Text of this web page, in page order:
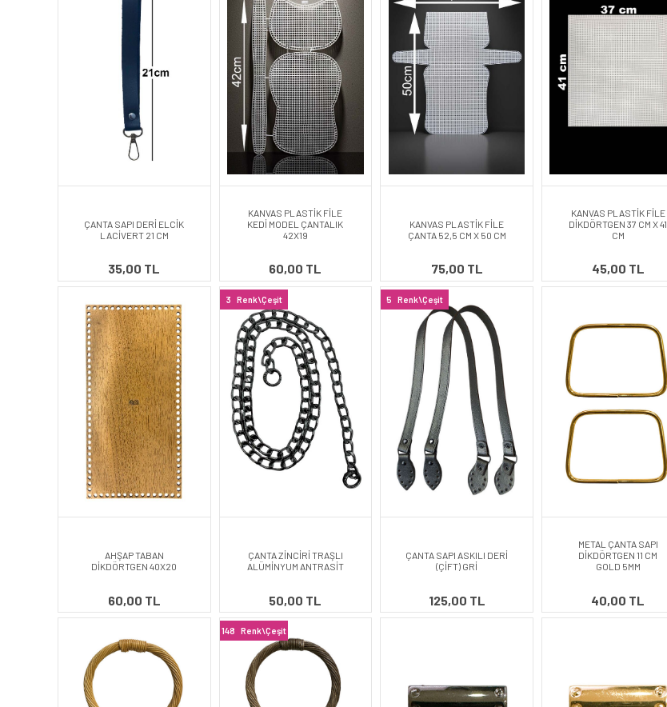
ÇANTA SAPI DERİ ELCİK
LACİVERT 21 CM
35,00 TL
KANVAS PLASTİK FİLE
KEDİ MODEL ÇANTALIK
42X19
60,00 TL
KANVAS PLASTİK FİLE
ÇANTA 52,5 CM X 50 CM
75,00 TL
KANVAS PLASTİK FİLE
DİKDÖRTGEN 37 CM X 41
CM
45,00 TL
AHŞAP TABAN
DİKDÖRTGEN 40X20
60,00 TL
3 Renk\Çeşit
ÇANTA ZİNCİRİ TRAŞLI
ALÜMİNYUM ANTRASİT
50,00 TL
5 Renk\Çeşit
ÇANTA SAPI ASKILI DERİ
(ÇİFT) GRİ
125,00 TL
METAL ÇANTA SAPI
DİKDÖRTGEN 11 CM
GOLD 5MM
40,00 TL
148 Renk\Çeşit